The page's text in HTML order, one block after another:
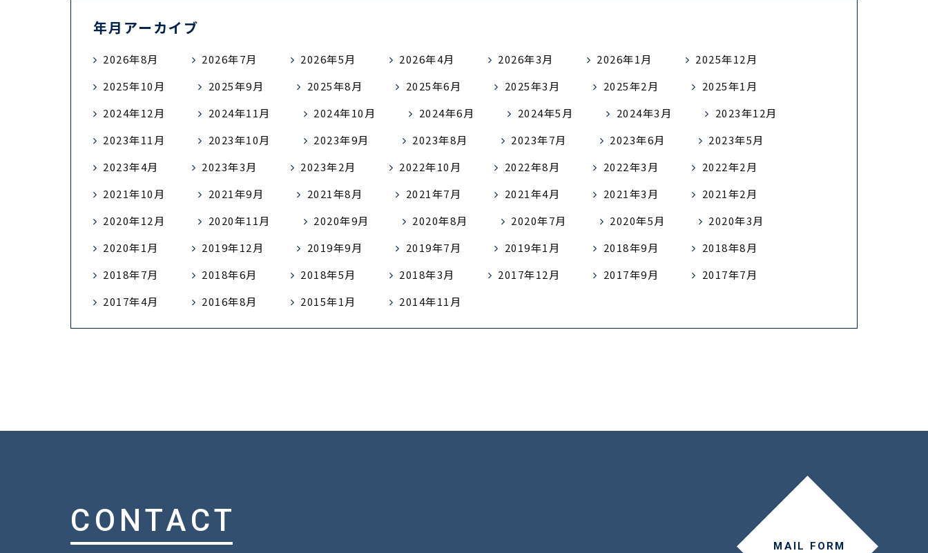
年月アーカイブ
2026年8月 2026年7月 2026年5月 2026年4月 2026年3月 2026年1月
2025年12月
2025年10月
2025年9月 2025年8月 2025年6月 2025年3月 2025年2月
2025年1月
2024年12月
2024年11月 2024年10月 2024年6月 2024年5月 2024年3月
2023年12月
2023年11月
2023年10月 2023年9月 2023年8月 2023年7月 2023年6月
2023年5月
2023年4月
2023年3月 2023年2月 2022年10月 2022年8月 2022年3月
2022年2月
2021年10月
2021年9月 2021年8月 2021年7月 2021年4月 2021年3月
2021年2月
2020年12月
2020年11月 2020年9月 2020年8月 2020年7月 2020年5月
2020年3月
2020年1月
2019年12月 2019年9月 2019年7月 2019年1月 2018年9月
2018年8月
2018年7月
2018年6月 2018年5月 2018年3月 2017年12月 2017年9月
2017年7月
2017年4月
2016年8月 2015年1月 2014年11月
CONTACT
MAIL FORM